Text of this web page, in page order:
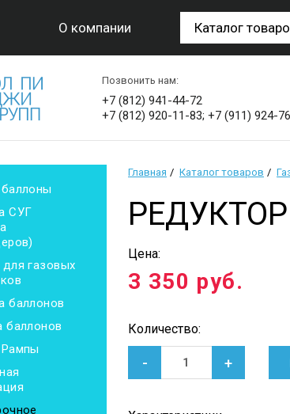
О компании Каталог
Позвонить нам:
+7 (812) 941-44-72
+7 (812) 920-11-83; +7 (911) 924-
СУГ
газовых
баллонов
баллонов
Главная Каталог товаров
Цена:
3 350 руб.
Количество:
- +